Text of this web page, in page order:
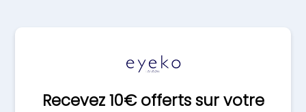
Recevez 10€ offerts sur votre